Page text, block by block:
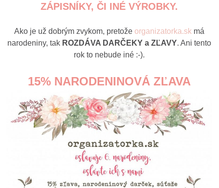
ZÁPISNÍKY, ČI INÉ VÝROBKY.
Ako je už dobrým zvykom, pretože organizatorka.sk má
narodeniny, tak ROZDÁVA DARČEKY a ZĽAVY. Ani tento
rok to nebude iné :-).
15% NARODENINOVÁ ZĽAVA